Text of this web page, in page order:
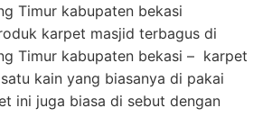
Timur kabupaten bekasi
karpet masjid terbagus di
Timur kabupaten bekasi – karpet
kain yang biasanya di pakai
ini juga biasa di sebut dengan